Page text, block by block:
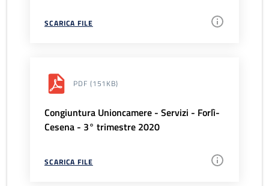
SCARICA FILE
PDF (151KB)
Congiuntura Unioncamere - Servizi - Forlì-
Cesena - 3° trimestre 2020
SCARICA FILE